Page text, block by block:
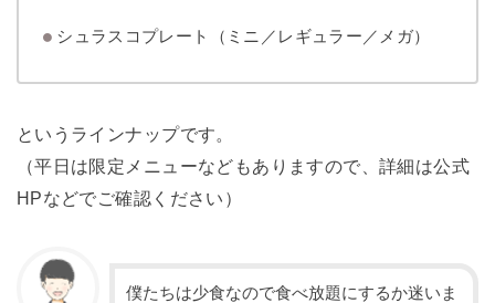
シュラスコプレート（ミニ／レギュラー／メガ）
というラインナップです。
（平日は限定メニューなどもありますので、詳細は公式
HPなどでご確認ください）
僕たちは少食なので食べ放題にするか迷いま